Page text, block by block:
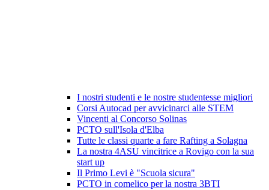
I nostri studenti e le nostre studentesse migliori
Corsi Autocad per avvicinarci alle STEM
Vincenti al Concorso Solinas
PCTO sull'Isola d'Elba
Tutte le classi quarte a fare Rafting a Solagna
La nostra 4ASU vincitrice a Rovigo con la sua
start up
Il Primo Levi è "Scuola sicura"
PCTO in comelico per la nostra 3BTI